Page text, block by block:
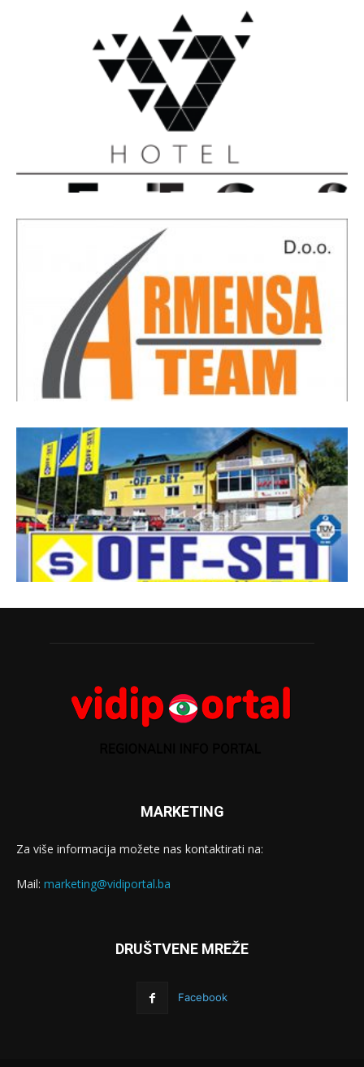
MARKETING
Za više informacija možete nas kontaktirati na:
Mail: marketing@vidiportal.ba
DRUŠTVENE MREŽE
Facebook